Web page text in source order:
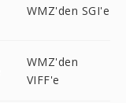
WMZ'den SGI'e
WMZ'den
VIFF'e